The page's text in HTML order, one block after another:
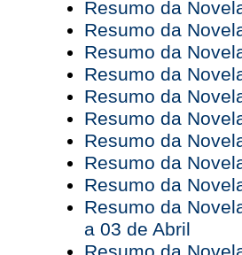
Resumo da
Resumo da
Resumo da
Resumo da
Resumo da
Resumo da
Resumo da
Resumo da
Resumo da
Resumo da
a 03 de Abril